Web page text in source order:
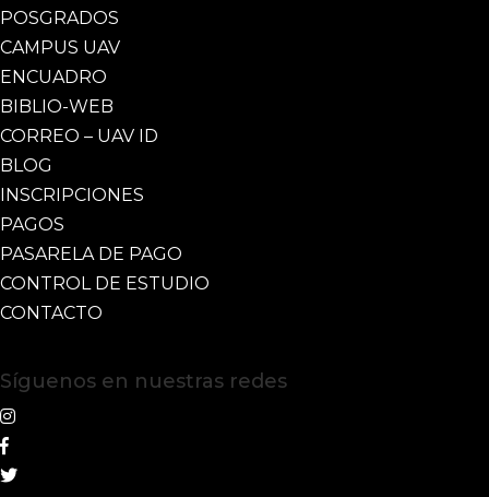
POSGRADOS
CAMPUS UAV
ENCUADRO
BIBLIO-WEB
CORREO – UAV ID
BLOG
INSCRIPCIONES
PAGOS
PASARELA DE PAGO
CONTROL DE ESTUDIO
CONTACTO
Síguenos en nuestras redes